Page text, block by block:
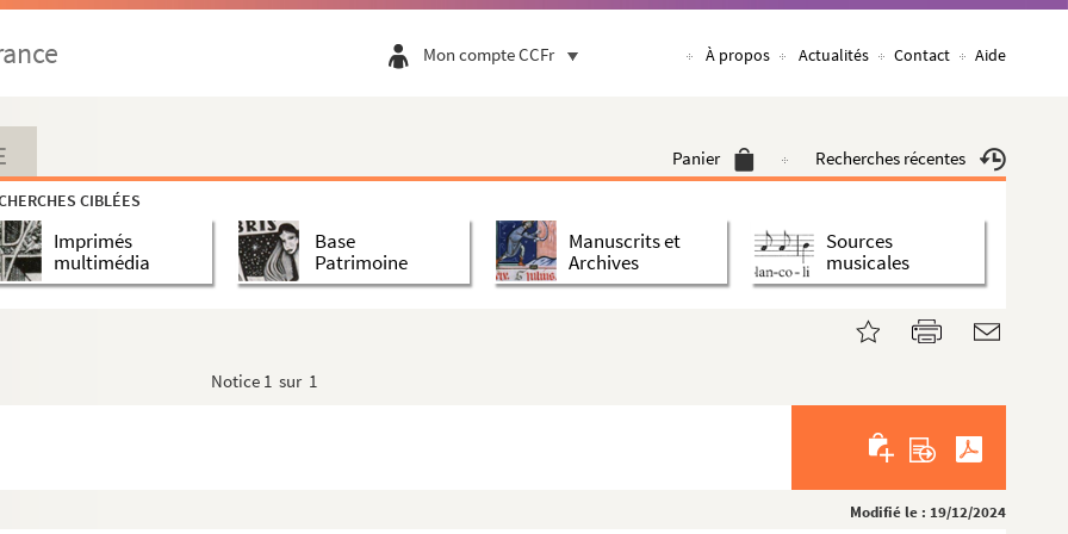
Mon compte CCFr À propos Actualités Contact Aide
Panier Recherches récentes
CIBLÉES
Imprimés
multimédia
Base
Patrimoine
Manuscrits et
Archives
Sources
musicales
Notice 1 sur 1
Modifié le : 19/12/2024
1943